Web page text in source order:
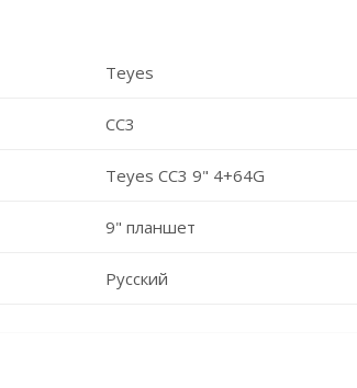
Teyes
CC3
Teyes CC3 9" 4+64G
9" планшет
Русский